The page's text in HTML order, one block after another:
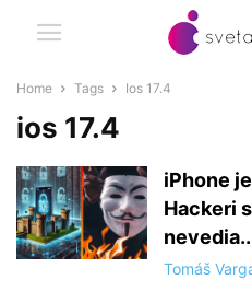
Home Tags Ios 17.4
ios 17.4
iPhone
Hackeri
Tomáš